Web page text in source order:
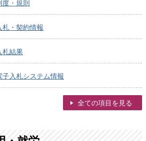
度・規則
札・契約情報
札結果
子入札システム情報
全ての項目を見る